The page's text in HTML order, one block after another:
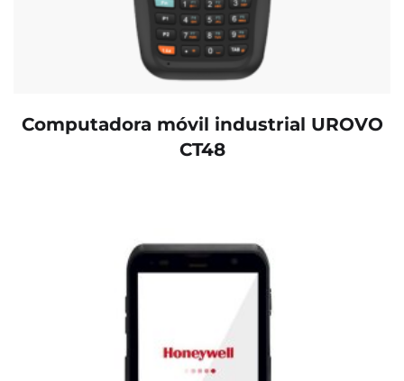
Computadora móvil industrial UROVO
CT48